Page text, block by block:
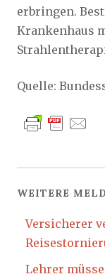
erbringen.
Krankenhaus
Quelle:
WEITERE
Versicherer
Lehrer